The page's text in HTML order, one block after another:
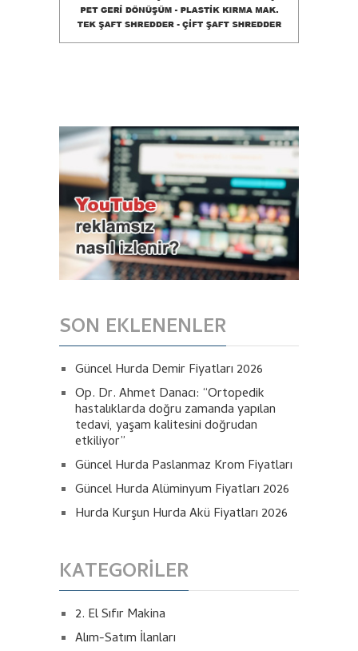
SON EKLENENLER
Güncel Hurda Demir Fiyatları 2026
Op. Dr. Ahmet Danacı: “Ortopedik
hastalıklarda doğru zamanda yapılan
tedavi, yaşam kalitesini doğrudan
etkiliyor”
Güncel Hurda Paslanmaz Krom Fiyatları
Güncel Hurda Alüminyum Fiyatları 2026
Hurda Kurşun Hurda Akü Fiyatları 2026
KATEGORILER
2. El Sıfır Makina
Alım-Satım İlanları